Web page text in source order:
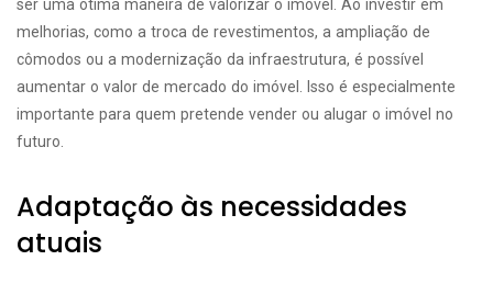
ser uma ótima maneira de valorizar o imóvel. Ao investir em
melhorias, como a troca de revestimentos, a ampliação de
cômodos ou a modernização da infraestrutura, é possível
aumentar o valor de mercado do imóvel. Isso é especialmente
importante para quem pretende vender ou alugar o imóvel no
futuro.
Adaptação às necessidades
atuais